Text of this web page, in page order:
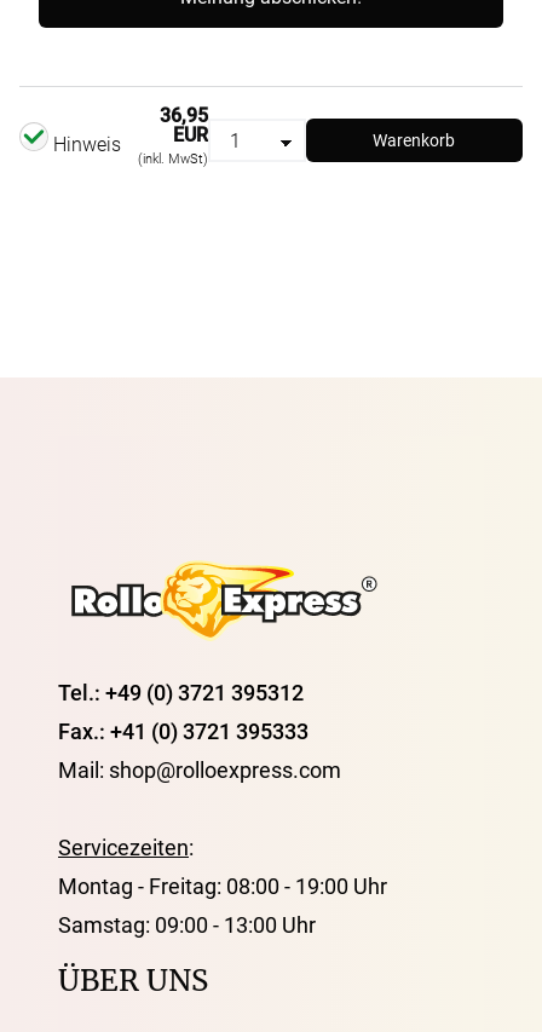
Hinweis
36,95
EUR
(inkl. MwSt)
Warenkorb
Tel.: +49 (0) 3721 395312
Fax.: +41 (0) 3721 395333
Mail: shop@rolloexpress.com
Servicezeiten:
Montag - Freitag: 08:00 - 19:00 Uhr
Samstag: 09:00 - 13:00 Uhr
ÜBER UNS